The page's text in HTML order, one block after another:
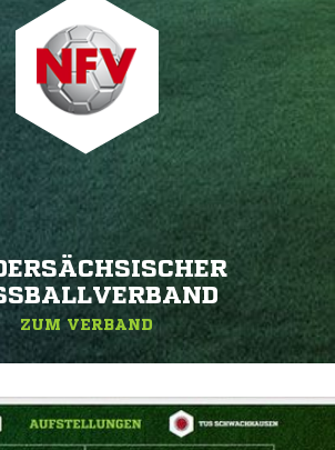
ZUM VERBAND